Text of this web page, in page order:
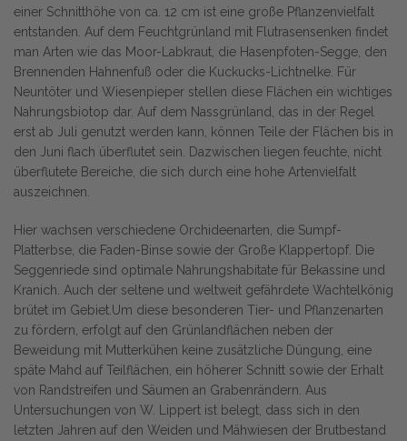
einer Schnitthöhe von ca. 12 cm ist eine große Pflanzenvielfalt
entstanden. Auf dem Feuchtgrünland mit Flutrasensenken findet
man Arten wie das Moor-Labkraut, die Hasenpfoten-Segge, den
Brennenden Hahnenfuß oder die Kuckucks-Lichtnelke. Für
Neuntöter und Wiesenpieper stellen diese Flächen ein wichtiges
Nahrungsbiotop dar. Auf dem Nassgrünland, das in der Regel
erst ab Juli genutzt werden kann, können Teile der Flächen bis in
den Juni flach überflutet sein. Dazwischen liegen feuchte, nicht
überflutete Bereiche, die sich durch eine hohe Artenvielfalt
auszeichnen.
Hier wachsen verschiedene Orchideenarten, die Sumpf-
Platterbse, die Faden-Binse sowie der Große Klappertopf. Die
Seggenriede sind optimale Nahrungshabitate für Bekassine und
Kranich. Auch der seltene und weltweit gefährdete Wachtelkönig
brütet im Gebiet.Um diese besonderen Tier- und Pflanzenarten
zu fördern, erfolgt auf den Grünlandflächen neben der
Beweidung mit Mutterkühen keine zusätzliche Düngung, eine
späte Mahd auf Teilflächen, ein höherer Schnitt sowie der Erhalt
von Randstreifen und Säumen an Grabenrändern. Aus
Untersuchungen von W. Lippert ist belegt, dass sich in den
letzten Jahren auf den Weiden und Mähwiesen der Brutbestand